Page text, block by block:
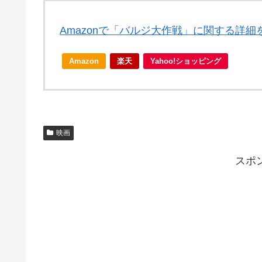
Amazonで「バルジ大作戦」に関する詳細
Amazon 楽天 Yahoo!ショッピング
映画
スポ